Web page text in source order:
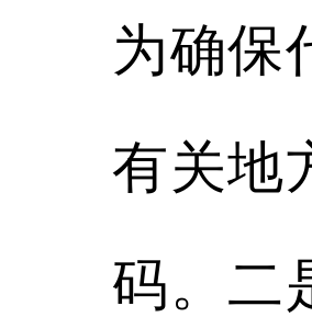
为确保
有关地
码。二